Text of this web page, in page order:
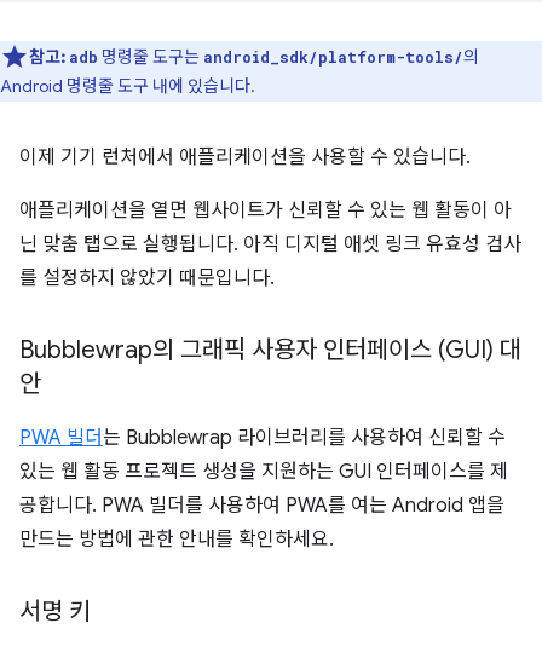
참고: adb 명령줄 도구는 android_sdk/platform-tools/의
Android 명령줄 도구 내에 있습니다.
이제 기기 런처에서 애플리케이션을 사용할 수 있습니다.
애플리케이션을 열면 웹사이트가 신뢰할 수 있는 웹 활동이 아
닌 맞춤 탭으로 실행됩니다. 아직 디지털 애셋 링크 유효성 검사
를 설정하지 않았기 때문입니다.
Bubblewrap의 그래픽 사용자 인터페이스 (GUI) 대
안
PWA 빌더는 Bubblewrap 라이브러리를 사용하여 신뢰할 수
있는 웹 활동 프로젝트 생성을 지원하는 GUI 인터페이스를 제
공합니다. PWA 빌더를 사용하여 PWA를 여는 Android 앱을
만드는 방법에 관한 안내를 확인하세요.
서명 키